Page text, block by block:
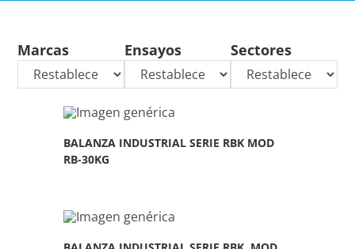
Marcas Ensayos Sectores
BALANZA INDUSTRIAL SERIE RBK MOD
RB-30KG